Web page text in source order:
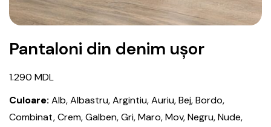
Pantaloni din denim ușor
1.290 MDL
Culoare: Alb, Albastru, Argintiu, Auriu, Bej, Bordo,
Combinat, Crem, Galben, Gri, Maro, Mov, Negru, Nude,